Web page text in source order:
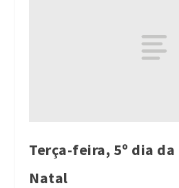
Terça-feira, 5º dia
Natal